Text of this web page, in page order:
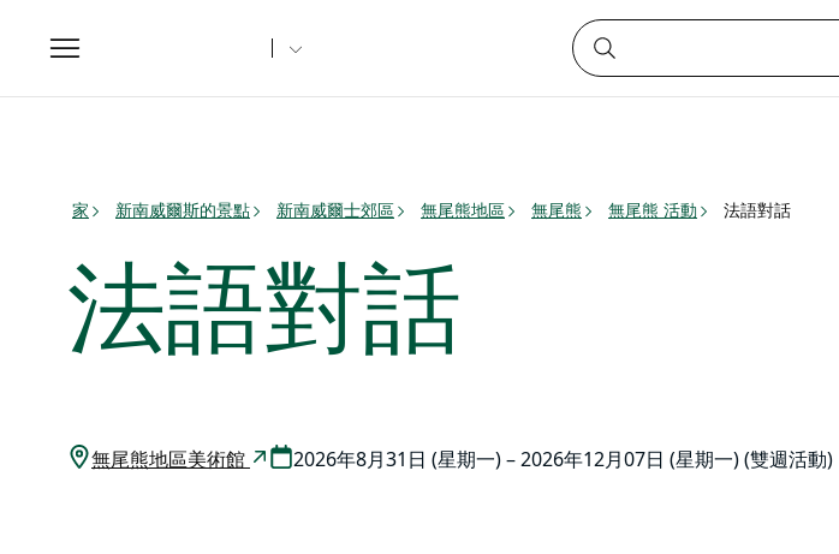
Toggle
navigation
家 新南威爾斯的景點 新南威爾士郊區 無尾熊地區 無尾熊 無尾熊 活動 法語對話
法語對話
無尾熊地區美術館 2026年8月31日 (星期一) – 2026年12月07日 (星期一) (雙週活動)